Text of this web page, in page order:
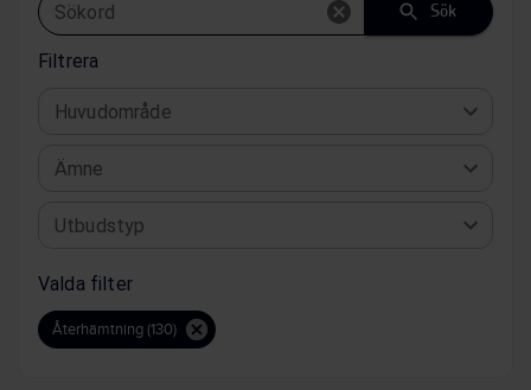
Sökord Sök
Filtrera
Huvudområde
Ämne
Utbudstyp
Valda filter
Återhämtning (130)